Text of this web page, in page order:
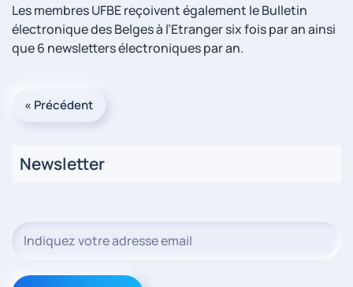
Les membres UFBE reçoivent également le Bulletin
électronique des Belges à l’Etranger six fois par an ainsi
que 6 newsletters électroniques par an.
« Précédent
Newsletter